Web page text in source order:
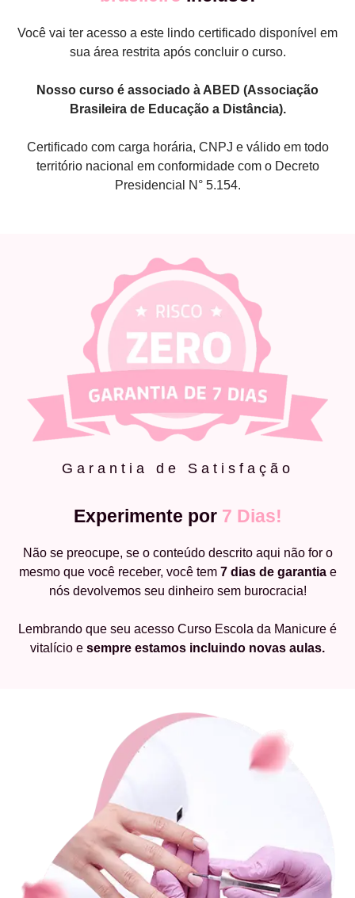
Você vai ter acesso a este lindo certificado disponível em
sua área restrita após concluir o curso.
Nosso curso é associado à ABED (Associação
Brasileira de Educação a Distância).
Certificado com carga horária, CNPJ e válido em todo
território nacional em conformidade com o Decreto
Presidencial N° 5.154.
Garantia de Satisfação
Experimente por 7 Dias!
Não se preocupe, se o conteúdo descrito aqui não for o
mesmo que você receber, você tem 7 dias de garantiae
nós devolvemos seu dinheiro sem burocracia!
Lembrando que seu acesso Curso Escola da Manicure é
vitalício e sempre estamos incluindo novas aulas.